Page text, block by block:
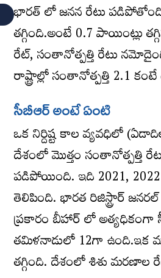
భారత్ లో జనన రేటు
తగ్గింది.అంటే 0.7 పాయింట్లు
రేట్, సంతానోత్పత్తి రేటు
రాష్ట్రాల్లో సంతానోత్పత్తి 2.1
సీబీఆర్ అంటే ఏంటి
ఒక నిర్దిష్ట కాల వ్యవధిలో
దేశంలో మొత్తం సంతానోత్పత్తి
పడిపోయింది. ఇది 2021,
తెలిపింది. భారత రిజిస్ట్రార్
ప్రకారం బీహార్ లో అత్యధికంగా
తమిళనాడులో 12గా ఉంది.ఇక
తగ్గింది. దేశంలో శిశు మరణాల